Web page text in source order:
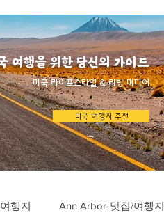
여행을 위한 당신의 가이드
​미국 라이프스타일 & 리빙 미디어
미국 여행지 추천
행지 Ann Arbor-맛집/여행지